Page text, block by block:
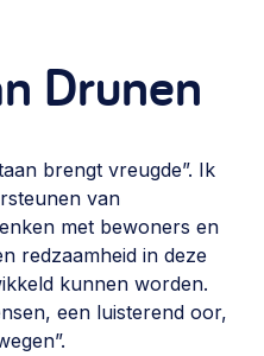
begroting en omzet >
verhuur en communicatie >
Drunen
brengt vreugde”. Ik
van
met bewoners en
redzaamheid in deze
kunnen worden.
een luisterend oor,